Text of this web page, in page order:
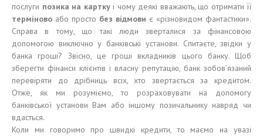
послуги позика на картку і чому деякі вважають, що отримати її
терміново або просто без відмови є «різновидом фантастики».
Справа в тому, що такі люди зверталися за фінансовою
допомогою виключно у банківські установи. Спитаєте, звідки у
банка гроші? Звісно, це гроші вкладників цього банку. Щоб
зберегти фінанси клієнтів і власну репутацію, банк зобов’язаний
перевіряти до дрібниць всіх, хто звертається за кредитом.
Отже, як ми розуміємо, то розраховувати на допомогу
банківської установи Вам або іншому позичальнику навряд чи
вдасться.
Коли ми говоримо про швидкі кредити, то маємо на увазі